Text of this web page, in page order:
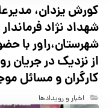
کورش یزدان،
شهداد نژاد
شهرستان،راور با
از نزدیک در جریان
کارگران و مسائل
اخبار و رویدادها